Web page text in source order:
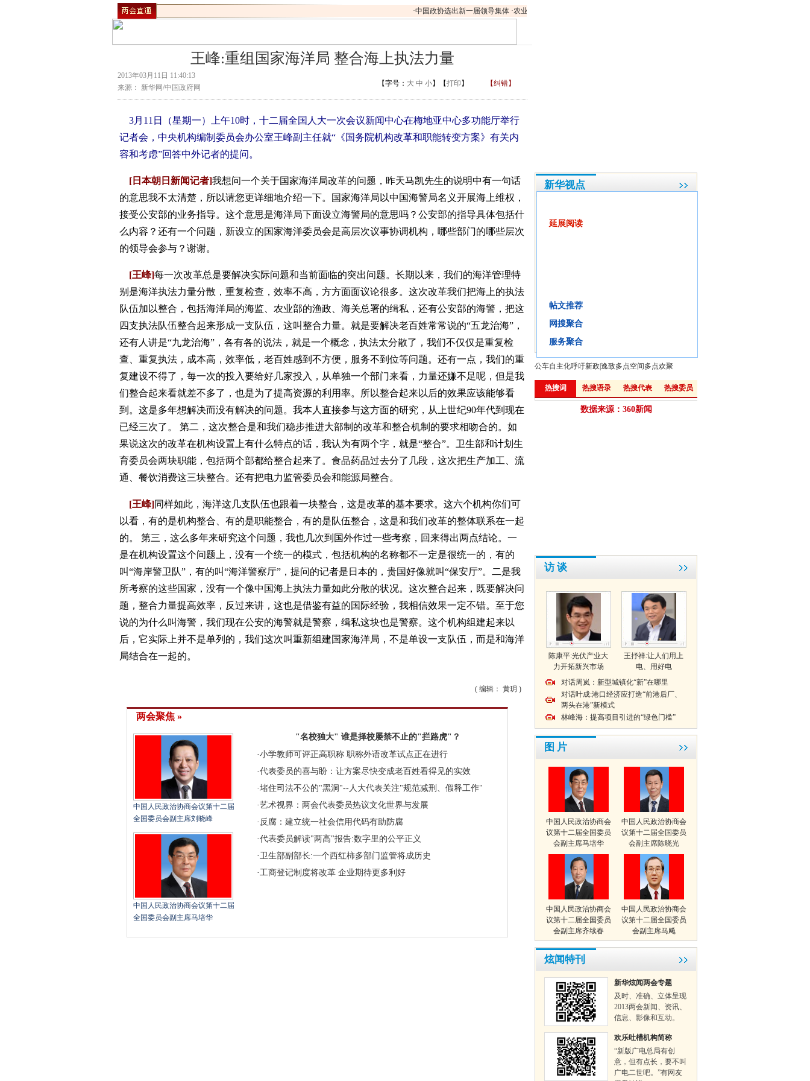
延展阅读
帖文推荐
网搜聚合
服务聚合
中国政协选出新一届领导集体·农业部有关负责人就增强农村发展活力、稳定发展粮食和农业生产答记者问
王峰:重组国家海洋局 整合海上执法力量
2013年03月11日 11:40:13
来源： 新华网/中国政府网
【字号： 大 中 小】【打印 】 【纠错】
3月11日（星期一）上午10时，十二届全国人大一次会议新闻中心在梅地亚中心多功能厅举行
记者会，中央机构编制委员会办公室王峰副主任就“《国务院机构改革和职能转变方案》有关内
容和考虑”回答中外记者的提问。
[日本朝日新闻记者]我想问一个关于国家海洋局改革的问题，昨天马凯先生的说明中有一句话
的意思我不太清楚，所以请您更详细地介绍一下。国家海洋局以中国海警局名义开展海上维权，
接受公安部的业务指导。这个意思是海洋局下面设立海警局的意思吗？公安部的指导具体包括什
么内容？还有一个问题，新设立的国家海洋委员会是高层次议事协调机构，哪些部门的哪些层次
的领导会参与？谢谢。
[王峰]每一次改革总是要解决实际问题和当前面临的突出问题。长期以来，我们的海洋管理特
别是海洋执法力量分散，重复检查，效率不高，方方面面议论很多。这次改革我们把海上的执法
队伍加以整合，包括海洋局的海监、农业部的渔政、海关总署的缉私，还有公安部的海警，把这
四支执法队伍整合起来形成一支队伍，这叫整合力量。就是要解决老百姓常常说的“五龙治海”，
还有人讲是“九龙治海”，各有各的说法，就是一个概念，执法太分散了，我们不仅仅是重复检
查、重复执法，成本高，效率低，老百姓感到不方便，服务不到位等问题。还有一点，我们的重
复建设不得了，每一次的投入要给好几家投入，从单独一个部门来看，力量还嫌不足呢，但是我
们整合起来看就差不多了，也是为了提高资源的利用率。所以整合起来以后的效果应该能够看
到。这是多年想解决而没有解决的问题。我本人直接参与这方面的研究，从上世纪90年代到现在
已经三次了。 第二，这次整合是和我们稳步推进大部制的改革和整合机制的要求相吻合的。如
果说这次的改革在机构设置上有什么特点的话，我认为有两个字，就是“整合”。卫生部和计划生
育委员会两块职能，包括两个部都给整合起来了。食品药品过去分了几段，这次把生产加工、流
通、餐饮消费这三块整合。还有把电力监管委员会和能源局整合。
[王峰]同样如此，海洋这几支队伍也跟着一块整合，这是改革的基本要求。这六个机构你们可
以看，有的是机构整合、有的是职能整合，有的是队伍整合，这是和我们改革的整体联系在一起
的。 第三，这么多年来研究这个问题，我也几次到国外作过一些考察，回来得出两点结论。一
是在机构设置这个问题上，没有一个统一的模式，包括机构的名称都不一定是很统一的，有的
叫“海岸警卫队”，有的叫“海洋警察厅”，提问的记者是日本的，贵国好像就叫“保安厅”。二是我
所考察的这些国家，没有一个像中国海上执法力量如此分散的状况。这次整合起来，既要解决问
题，整合力量提高效率，反过来讲，这也是借鉴有益的国际经验，我相信效果一定不错。至于您
说的为什么叫海警，我们现在公安的海警就是警察，缉私这块也是警察。这个机构组建起来以
后，它实际上并不是单列的，我们这次叫重新组建国家海洋局，不是单设一支队伍，而是和海洋
局结合在一起的。
( 编辑： 黄玥 )
两会聚焦 »
中国人民政治协商会议第十二届
全国委员会副主席刘晓峰
中国人民政治协商会议第十二届
全国委员会副主席马培华
"名校独大" 谁是择校屡禁不止的"拦路虎"？
·小学教师可评正高职称 职称外语改革试点正在进行
·代表委员的喜与盼：让方案尽快变成老百姓看得见的实效
·堵住司法不公的"黑洞"--人大代表关注"规范减刑、假释工作"
·艺术视界：两会代表委员热议文化世界与发展
· 反腐：建立统一社会信用代码有助防腐
·代表委员解读"两高"报告:数字里的公平正义
·卫生部副部长:一个西红柿多部门监管将成历史
·工商登记制度将改革 企业期待更多利好
新华视点
“大树底下不长草”怪象该刹刹了
“零择校”不是教育公平与均衡的终点
媒体称教育部多重禁令难治“择校热”
公车自主化呼吁新政 逸致多点空间多点欢聚
访 谈
陈康平:光伏产业大
力开拓新兴市场
王抒祥:让人们用上
电、用好电
对话周岚：新型城镇化“新”在哪里
对话叶成:港口经济应打造“前港后厂、
两头在港”新模式
林峰海：提高项目引进的“绿色门槛”
图 片
中国人民政治协商会
议第十二届全国委员
会副主席马培华
中国人民政治协商会
议第十二届全国委员
会副主席陈晓光
中国人民政治协商会
议第十二届全国委员
会副主席齐续春
中国人民政治协商会
议第十二届全国委员
会副主席马飚
炫闻特刊
新华炫闻两会专题
及时、准确、立体呈现
2013两会新闻、资讯、
信息、影像和互动。
欢乐吐槽机构简称
“新版广电总局有创
意，但有点长，要不叫
广电二世吧。”有网友